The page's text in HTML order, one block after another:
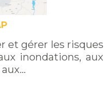
et gérer les risques
inondations, aux